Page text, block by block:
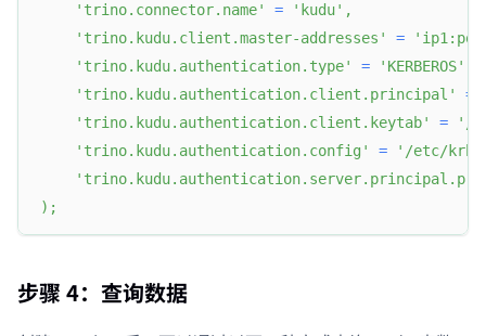
'trino.connector.name'
= 'kudu' ,
'trino.kudu.client.master-addresses'
=
'trino.kudu.authentication.type'
= 'KERBEROS'
'trino.kudu.authentication.client.principal'
=
'trino.kudu.authentication.client.keytab'
=
'/
'trino.kudu.authentication.config'
=
'/etc/
) ;
步骤 4：查询数据